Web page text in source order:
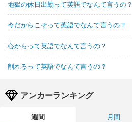
地獄の休日出勤って英語でなんて言うの？
今だからこそって英語でなんて言うの？
心からって英語でなんて言うの？
削れるって英語でなんて言うの？
アンカーランキング
週間 月間